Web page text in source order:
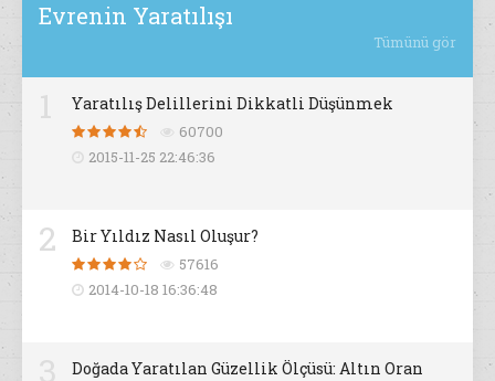
Evrenin Yaratılışı
Tümünü gör
Yaratılış Delillerini Dikkatli Düşünmek
60700
2015-11-25 22:46:36
2 Bir Yıldız Nasıl Oluşur?
57616
2014-10-18 16:36:48
Doğada Yaratılan Güzellik Ölçüsü: Altın Oran